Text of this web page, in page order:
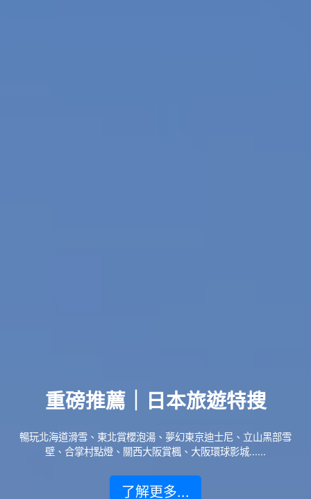
重磅推薦｜日本旅遊特搜
暢玩北海道滑雪、東北賞櫻泡湯、夢幻東京迪士尼、立山黑部雪
壁、合掌村點燈、關西大阪賞楓、大阪環球影城......
了解更多...